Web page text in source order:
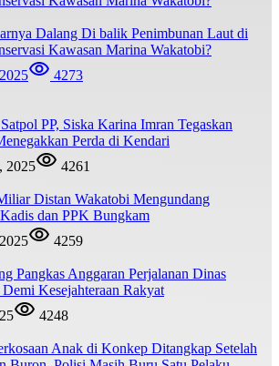
Dalang Di balik Penimbunan Laut di
Kawasan Marina Wakatobi?
4273
PP, Siska Karina Imran Tegaskan
Perda di Kendari
2025
4261
Distan Wakatobi Mengundang
dan PPK Bungkam
4259
Pangkas Anggaran Perjalanan Dinas
Kesejahteraan Rakyat
4248
Anak di Konkep Ditangkap Setelah